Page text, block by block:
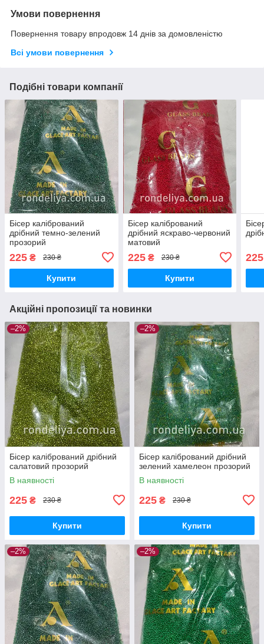
Умови повернення
Повернення товару впродовж 14 днів за домовленістю
Всі умови повернення
Подібні товари компанії
Бісер калібрований
дрібний темно-зелений
прозорий
225 ₴ 230 ₴
Купити
Бісер калібрований
дрібний яскраво-червоний
матовий
225₴ 230 ₴
Купити
225
Акційні пропозиції та новинки
–2%
Бісер калібрований дрібний
салатовий прозорий
В наявності
225 ₴ 230 ₴
Купити
–2%
Бісер калібрований дрібний
зелений хамелеон прозорий
В наявності
225 ₴ 230 ₴
Купити
–2% –2%